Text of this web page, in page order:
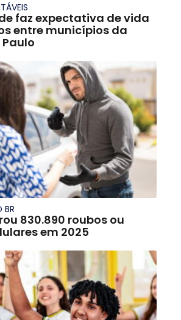
faz expectativa de vida
entre municípios da
BR
830.890 roubos ou
em 2025